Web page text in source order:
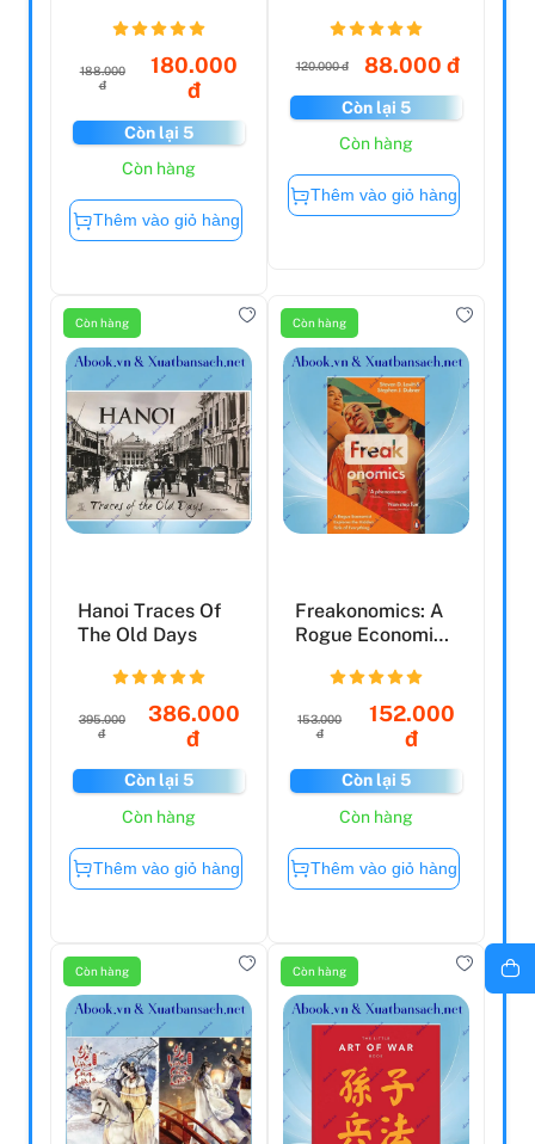
188.000
đ
180.000
đ
Còn lại 5
Còn hàng
Thêm vào giỏ hàng
120.000 đ 88.000 đ
Còn lại 5
Còn hàng
Thêm vào giỏ hàng
Còn hàng
Hanoi Traces Of
The Old Days
395.000
đ
386.000
đ
Còn lại 5
Còn hàng
Thêm vào giỏ hàng
Còn hàng
Freakonomics: A
Rogue Economist
Hidde...
153.000
đ
152.000
đ
Còn lại 5
Còn hàng
Thêm vào giỏ hàng
Còn hàng Còn hàng